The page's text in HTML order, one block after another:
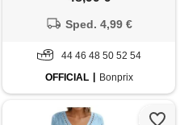
Sped. 4,99 €
44 46 48 50 52 54
OFFICIAL
Bonprix